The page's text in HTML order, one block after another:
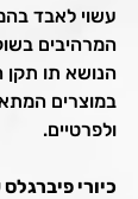
עשוי לאבד
המרהיבים
הנושא תו תקן
במוצרים
ולפרטיים.
כיורי